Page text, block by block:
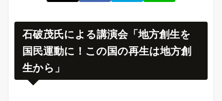
石破茂氏による講演会「地方創生を
国民運動に！この国の再生は地方創
生から」